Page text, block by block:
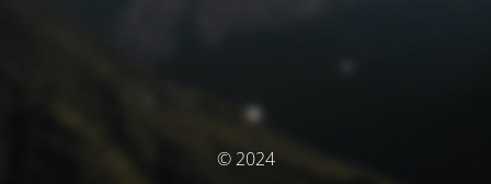
© 2024